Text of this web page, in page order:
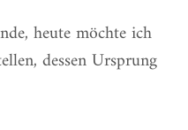
heute möchte ich
dessen Ursprung